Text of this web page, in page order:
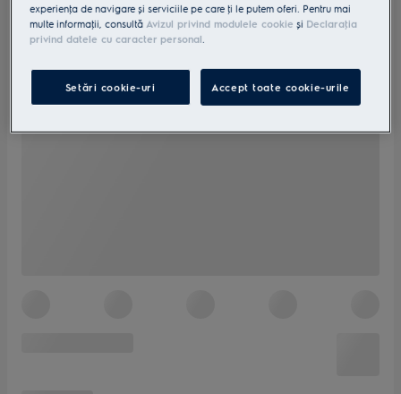
experienţa de navigare și serviciile pe care ţi le putem oferi. Pentru mai
multe informaţii, consultă Avizul privind modulele cookie și Declaraţia
privind datele cu caracter personal.
Setări cookie-uri Accept toate cookie-urile